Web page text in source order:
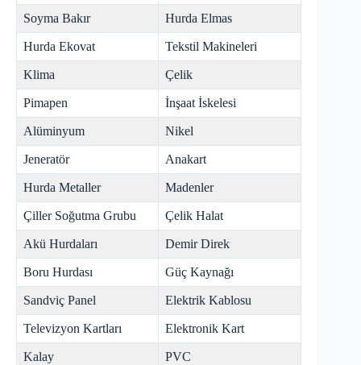
Soyma Bakır Hurda Elmas
Hurda Ekovat Tekstil Makineleri
Klima Çelik
Pimapen İnşaat İskelesi
Alüminyum Nikel
Jeneratör Anakart
Hurda Metaller Madenler
Çiller Soğutma Grubu Çelik Halat
Akü Hurdaları Demir Direk
Boru Hurdası Güç Kaynağı
Sandviç Panel Elektrik Kablosu
Televizyon Kartları Elektronik Kart
Kalay PVC